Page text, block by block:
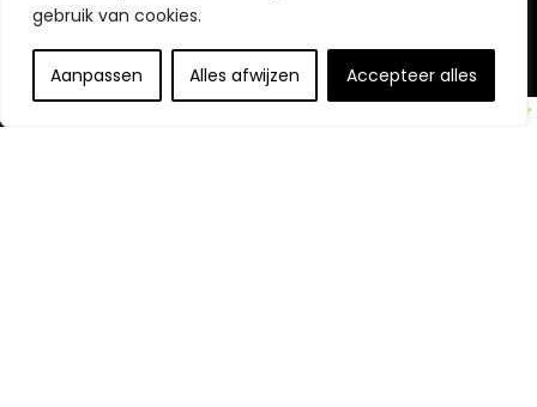
gebruik van cookies.
Aanpassen Alles afwijzen Accepteer alles
Openbaring:
Associates Program, een affiliate-advertentieprogramma
dat is ontworpen om ons een manier te bieden om
vergoedingen te verdienen door te linken naar Amazon.com